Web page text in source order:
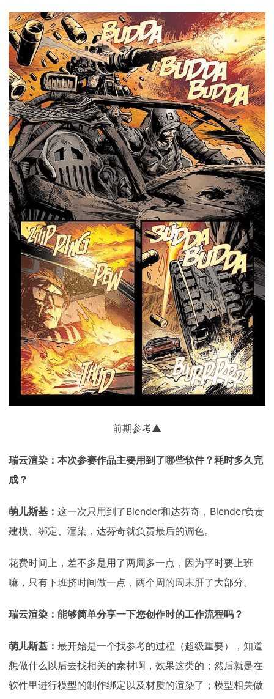
前期参考▲
瑞云渲染：本次参赛作品主要用到了哪些软件？耗时多久完
成？
萌儿斯基： 这一次只用到了Blender和达芬奇，Blender负责
建模、绑定、渲染，达芬奇就负责最后的调色。
花费时间上，差不多是用了两周多一点，因为平时要上班
嘛，只有下班挤时间做一点，两个周的周末肝了大部分。
瑞云渲染：能够简单分享一下您创作时的工作流程吗？
萌儿斯基： 最开始是一个找参考的过程（超级重要），知道
想做什么以后去找相关的素材啊，效果这类的；然后就是在
软件里进行模型的制作绑定以及材质的渲染了；模型相关做